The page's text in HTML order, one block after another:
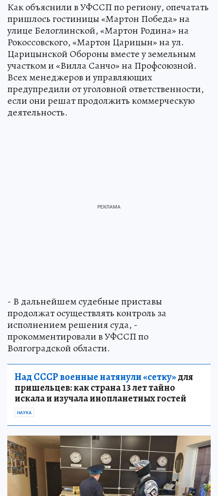
Как объяснили в УФССП по региону, опечатать
пришлось гостиницы «Мартон Победа» на
улице Белоглинской, «Мартон Родина» на
Рокоссовского, «Мартон Царицын» на ул.
Царицынской Обороны вместе у земельным
участком и «Вилла Санчо» на Профсоюзной.
Всех менеджеров и управляющих
предупредили от уголовной ответственности,
если они решат продолжить коммерческую
деятельность.
- В дальнейшем судебные приставы
продолжат осуществлять контроль за
исполнением решения суда, -
прокомментировали в УФССП по
Волгоградской области.
Над СССР военные натянули «сетку»для
пришельцев: как страна 13 лет тайно
искала и изучала инопланетных гостей
НАУКА